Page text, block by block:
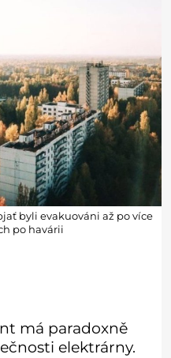
byli evakuováni až po více
po havárii
má paradoxně
elektrárny.